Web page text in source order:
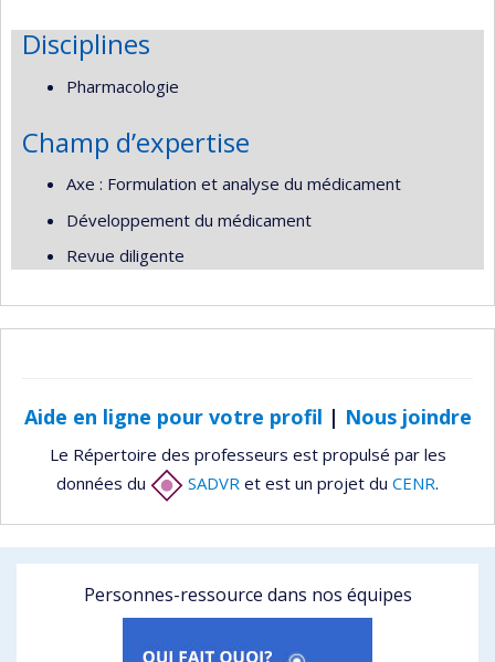
Disciplines
Pharmacologie
Champ d’expertise
Axe : Formulation et analyse du médicament
Développement du médicament
Revue diligente
Aide en ligne pour votre profil | Nous joindre
Le Répertoire des professeurs est propulsé par les
données du
SADVR et est un projet du CENR.
Personnes-ressource dans nos équipes